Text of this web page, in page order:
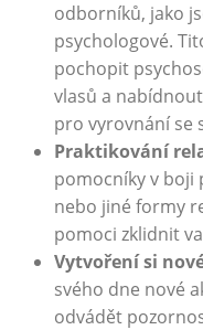
odborníků, jako
psychologové.
pochopit
vlasů a
pro vyrovnání se
Praktikování
pomocníky v boji
nebo jiné formy
pomoci zklidnit
Vytvoření si
svého dne nové
odvádět